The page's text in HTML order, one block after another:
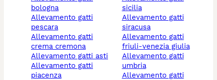
bologna
allevamento gatti
pescara
allevamento gatti
crema cremona
allevamento gatti asti
allevamento gatti
piacenza
sicilia
allevamento gatti
siracusa
allevamento gatti
friuli-venezia giulia
allevamento gatti
umbria
allevamento gatti